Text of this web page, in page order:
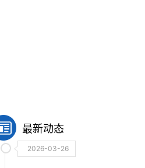
最新动态
2026-03-26